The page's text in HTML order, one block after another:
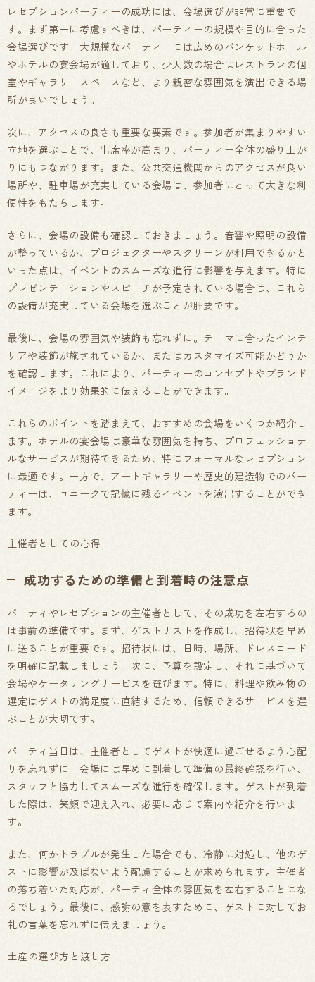
レセプションパーティーの成功には、会場選びが非常に重要で
す。まず第一に考慮すべきは、パーティーの規模や目的に合った
会場選びです。大規模なパーティーには広めのバンケットホール
やホテルの宴会場が適しており、少人数の場合はレストランの個
室やギャラリースペースなど、より親密な雰囲気を演出できる場
所が良いでしょう。
次に、アクセスの良さも重要な要素です。参加者が集まりやすい
立地を選ぶことで、出席率が高まり、パーティー全体の盛り上が
りにもつながります。また、公共交通機関からのアクセスが良い
場所や、駐車場が充実している会場は、参加者にとって大きな利
便性をもたらします。
さらに、会場の設備も確認しておきましょう。音響や照明の設備
が整っているか、プロジェクターやスクリーンが利用できるかと
いった点は、イベントのスムーズな進行に影響を与えます。特に
プレゼンテーションやスピーチが予定されている場合は、これら
の設備が充実している会場を選ぶことが肝要です。
最後に、会場の雰囲気や装飾も忘れずに。テーマに合ったインテ
リアや装飾が施されているか、またはカスタマイズ可能かどうか
を確認します。これにより、パーティーのコンセプトやブランド
イメージをより効果的に伝えることができます。
これらのポイントを踏まえて、おすすめの会場をいくつか紹介し
ます。ホテルの宴会場は豪華な雰囲気を持ち、プロフェッショナ
ルなサービスが期待できるため、特にフォーマルなレセプション
に最適です。一方で、アートギャラリーや歴史的建造物でのパー
ティーは、ユニークで記憶に残るイベントを演出することができ
ます。
主催者としての心得
成功するための準備と到着時の注意点
パーティやレセプションの主催者として、その成功を左右するの
は事前の準備です。まず、ゲストリストを作成し、招待状を早め
に送ることが重要です。招待状には、日時、場所、ドレスコード
を明確に記載しましょう。次に、予算を設定し、それに基づいて
会場やケータリングサービスを選びます。特に、料理や飲み物の
選定はゲストの満足度に直結するため、信頼できるサービスを選
ぶことが大切です。
パーティ当日は、主催者としてゲストが快適に過ごせるよう心配
りを忘れずに。会場には早めに到着して準備の最終確認を行い、
スタッフと協力してスムーズな進行を確保します。ゲストが到着
した際は、笑顔で迎え入れ、必要に応じて案内や紹介を行いま
す。
また、何かトラブルが発生した場合でも、冷静に対処し、他のゲ
ストに影響が及ばないよう配慮することが求められます。主催者
の落ち着いた対応が、パーティ全体の雰囲気を左右することにな
るでしょう。最後に、感謝の意を表すために、ゲストに対してお
礼の言葉を忘れずに伝えましょう。
土産の選び方と渡し方